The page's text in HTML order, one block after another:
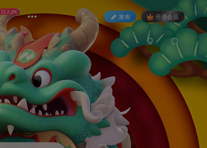
日入2K
发布 开通会员